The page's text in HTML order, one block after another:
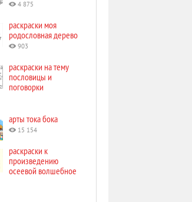
4 875
раскраски моя
родословная дерево
903
раскраски на тему
пословицы и
поговорки
арты тока бока
15 154
раскраски к
произведению
осеевой волшебное